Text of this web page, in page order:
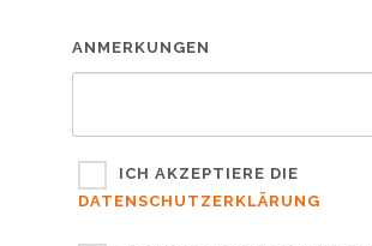
ANMERKUNGEN
ICH AKZEPTIERE DIE
DATENSCHUTZERKLÄRUNG